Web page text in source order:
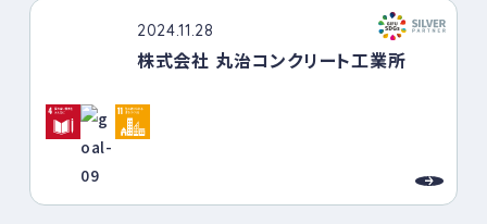
会に関する取り組みを通じて、持続可能な
社会の実現を目指します。
2024.11.28
株式会社 丸治コンクリート工業所